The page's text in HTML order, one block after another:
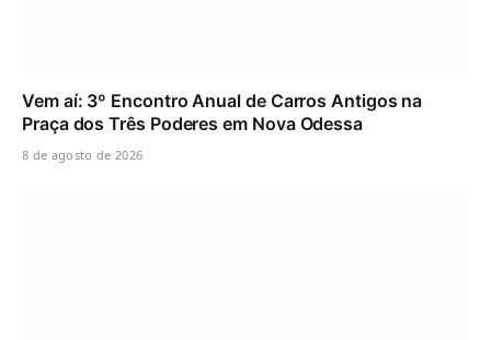
Vem aí: 3º Encontro Anual de Carros Antigos na
Praça dos Três Poderes em Nova Odessa
8 de agosto de 2026